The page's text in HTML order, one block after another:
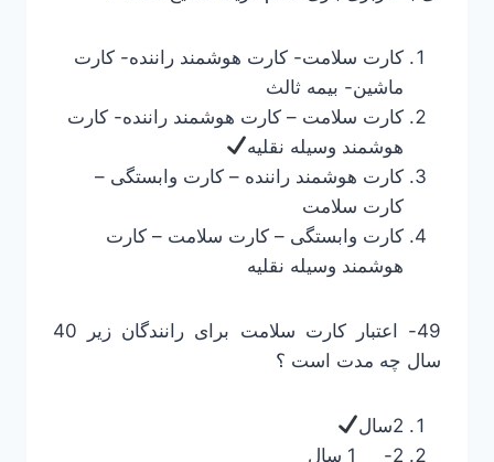
کارت سلامت- کارت هوشمند راننده- کارت
ماشین- بیمه ثالث
کارت سلامت – کارت هوشمند راننده- کارت
هوشمند وسیله نقلیه
کارت هوشمند راننده – کارت وابستگی –
کارت سلامت
کارت وابستگی – کارت سلامت – کارت
هوشمند وسیله نقلیه
49- اعتبار کارت سلامت برای رانندگان زیر 40
سال چه مدت است ؟
2سال
2- 1 سال